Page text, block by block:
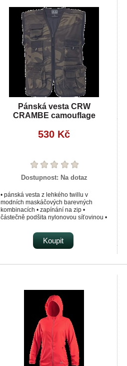
Pánská vesta CRW
CRAMBE camouflage
530 Kč
Dostupnost: Na dotaz
• pánská vesta z lehkého twillu v
modních maskáčových barevných
kombinacích • zapínání na zip •
částečně podšita nylonovou síťovinou •
EN ISO 13688 :2013
EN ISO 13688 :2013+A1:2021
Koupit